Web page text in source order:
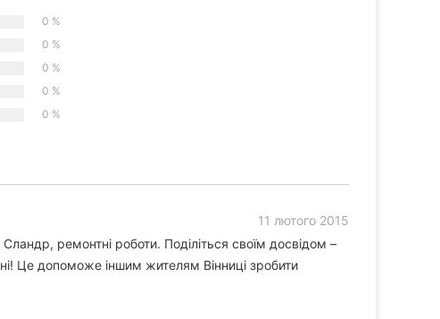
0 %
0 %
0 %
0 %
0 %
11 лютого 2015
ремонтні роботи. Поділіться своїм досвідом –
Це допоможе іншим жителям Вінниці зробити